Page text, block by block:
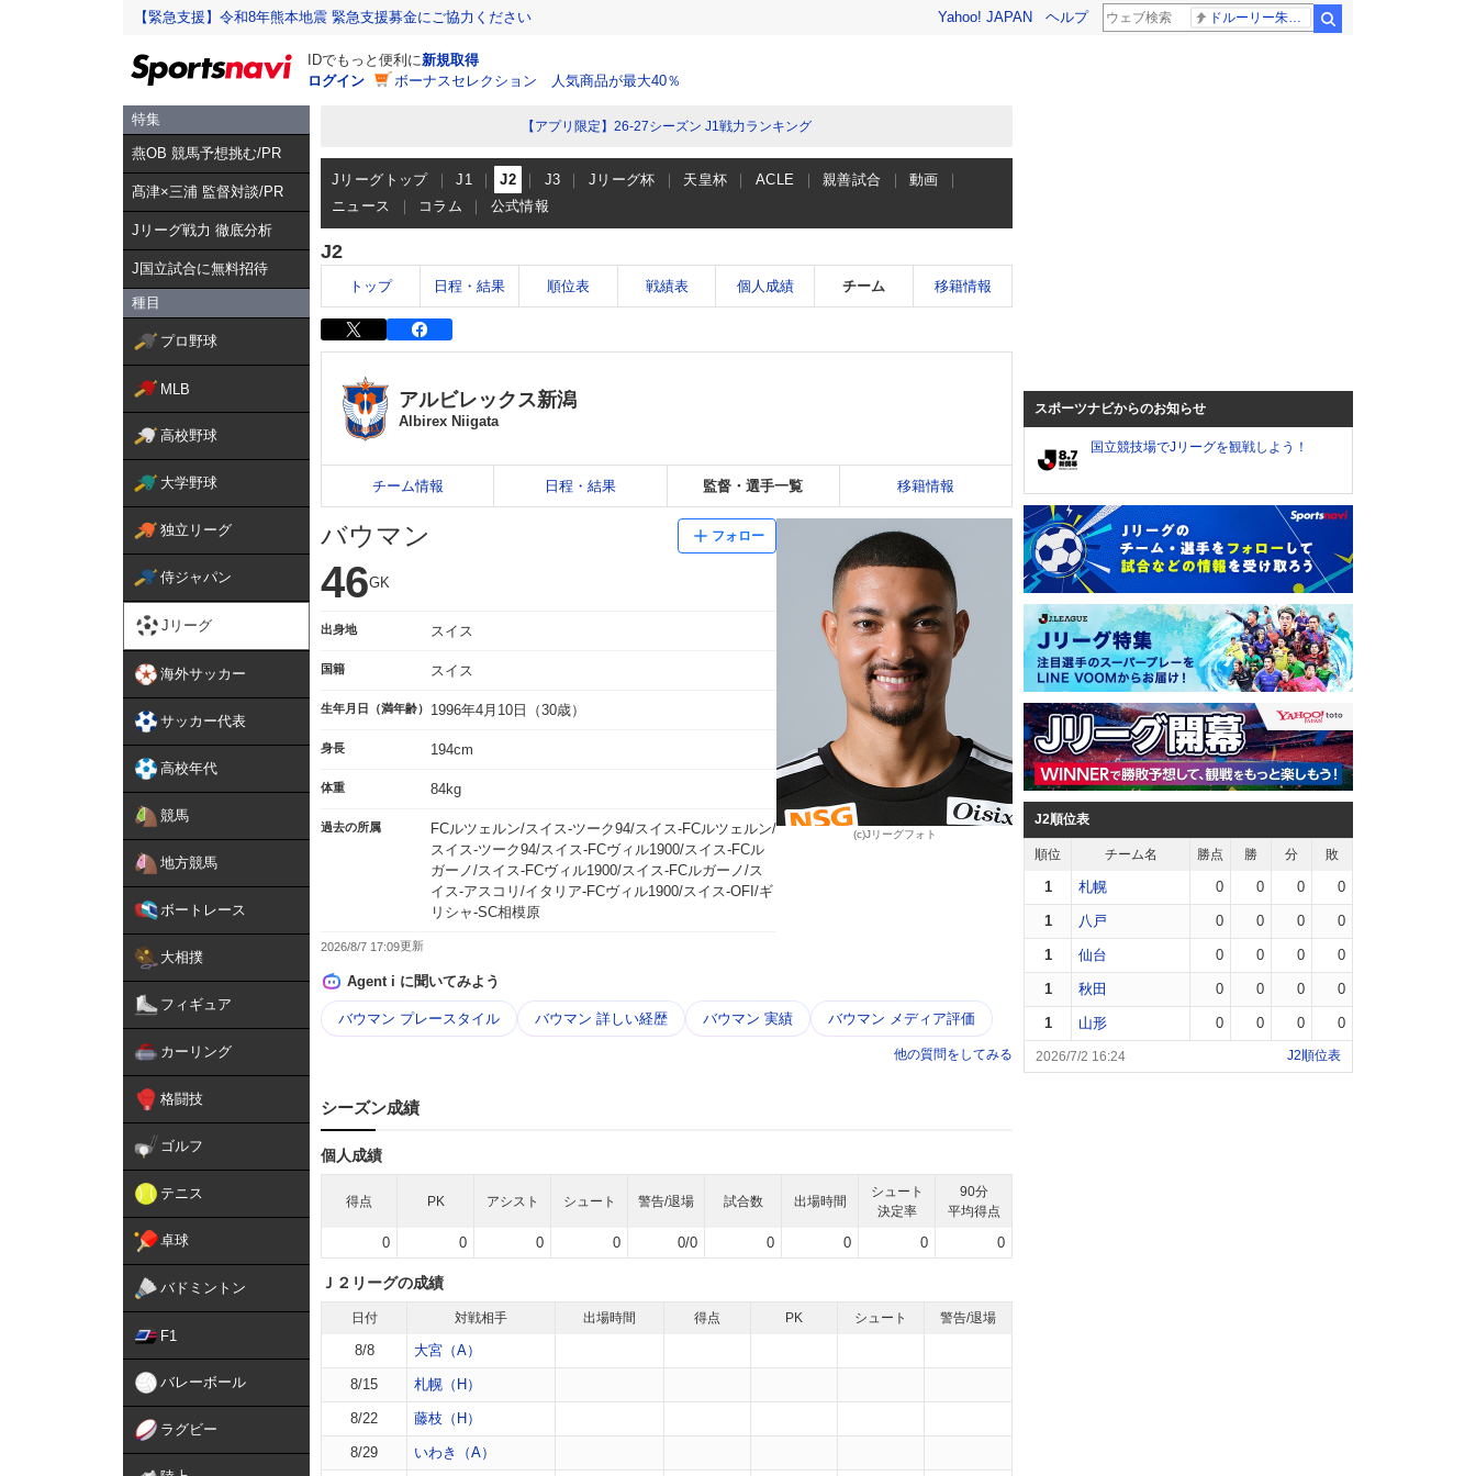
【緊急支援】令和8年熊本地震 緊急支援募金にご協力ください Yahoo! JAPAN ヘルプ
IDでもっと便利に新規取得
ログイン
ボーナスセレクション 人気商品が最大40％
特集
燕OB 競馬予想挑む/PR
髙津×三浦 監督対談/PR
Jリーグ戦力 徹底分析
J国立試合に無料招待
種目
プロ野球
MLB
高校野球
大学野球
独立リーグ
侍ジャパン
Jリーグ
海外サッカー
サッカー代表
高校年代
競馬
地方競馬
ボートレース
大相撲
フィギュア
カーリング
格闘技
ゴルフ
テニス
卓球
バドミントン
F1
バレーボール
ラグビー
【アプリ限定】26-27シーズン J1戦力ランキング
Jリーグトップ J1 J2 J3 Jリーグ杯 天皇杯 ACLE 親善試合
動画
ニュース
コラム 公式情報
J2
トップ 日程・結果 順位表 戦績表 個人成績 チーム 移籍情報
アルビレックス新潟
Albirex Niigata
チーム情報 日程・結果 監督・選手一覧 移籍情報
バウマン フォロー
46GK
出身地 スイス
国籍 スイス
生年月日（満年齢） 1996年4月10日（30歳）
身長 194cm
体重 84kg
過去の所属
FCルツェルン/スイス-ツーク94/スイス-FCルツェルン/
スイス-ツーク94/スイス-FCヴィル1900/スイス-FCル
ガーノ/スイス-FCヴィル1900/スイス-FCルガーノ/ス
イス-アスコリ/イタリア-FCヴィル1900/スイス-OFI/ギ
リシャ-SC相模原
(c)Jリーグフォト
2026/8/7 17:09
Agent i に聞いてみよう
バウマン プレースタイル バウマン 詳しい経歴 バウマン 実績 バウマン メディア評価
他の質問をしてみる
シーズン成績
個人成績
得点 PK アシスト シュート 警告/退場 試合数 出場時間
シュート
決定率
90分
平均得点
0 0 0 0 0/0 0 0 0 0
Ｊ２リーグの成績
日付 対戦相手 出場時間 得点 PK シュート 警告/退場
8/8 大宮（A）
8/15 札幌（H）
8/22 藤枝（H）
8/29 いわき（A）
スポーツナビからのお知らせ
国立競技場でJリーグを観戦しよう！
J2順位表
順位 チーム名 勝点 勝 分 敗
1 札幌 0 0 0 0
1 八戸 0 0 0 0
1 仙台 0 0 0 0
1 秋田 0 0 0 0
1 山形 0 0 0 0
2026/7/2 16:24 J2順位表